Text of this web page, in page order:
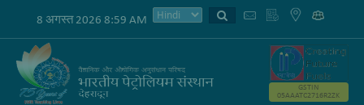
8 अगस्त 2026 8:59 AM
GSTIN
05AAATC2716R2ZK